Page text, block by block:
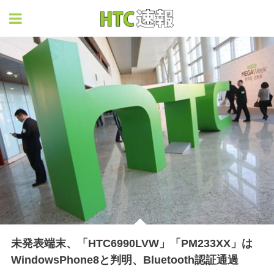
未発表端末、「HTC6990LVW」「PM233XX」は
WindowsPhone8と判明、Bluetooth認証通過